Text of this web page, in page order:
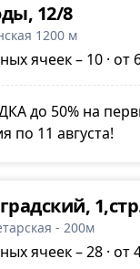
12/8
1200 м
ячеек – 10 · от
до 50% на
по 11 августа!
- 200м
ячеек – 28 · от